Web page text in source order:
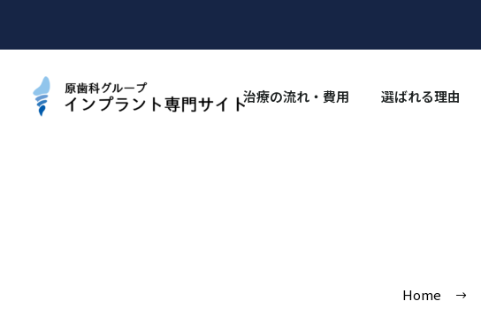
治療の流れ・費用 選ばれる理由
Home